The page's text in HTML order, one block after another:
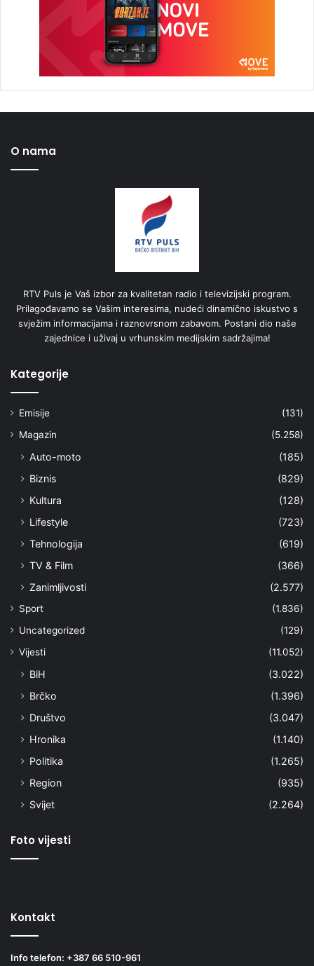
O nama
RTV Puls je Vaš izbor za kvalitetan radio i televizijski program.
Prilagođavamo se Vašim interesima, nudeći dinamično iskustvo s
svježim informacijama i raznovrsnom zabavom. Postani dio naše
zajednice i uživaj u vrhunskim medijskim sadržajima!
Kategorije
Emisije
(131)
Magazin
(5.258)
Auto-moto
(185)
Biznis
(829)
Kultura
(128)
Lifestyle
(723)
Tehnologija
(619)
TV & Film
(366)
Zanimljivosti
(2.577)
Sport
(1.836)
Uncategorized
(129)
Vijesti
(11.052)
BiH
(3.022)
Brčko
(1.396)
Društvo
(3.047)
Hronika
(1.140)
Politika
(1.265)
Region
(935)
Svijet
(2.264)
Foto vijesti
Kontakt
Info telefon: +387 66 510-961